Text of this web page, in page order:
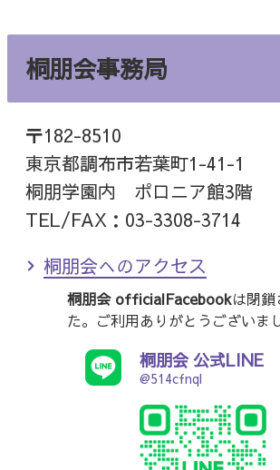
桐朋会事務局
〒182-8510
東京都調布市若葉町1-41-1
桐朋学園内 ポロニア館3階
TEL/FAX：03-3308-3714
桐朋会へのアクセス
桐朋会 officialFacebookは閉鎖
た。ご利用ありがとうございま
桐朋会 公式LINE
@514cfnql